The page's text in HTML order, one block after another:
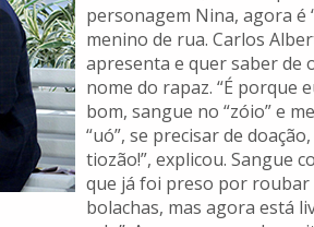
personagem Nina, agora é
menino de rua. Carlos
apresenta e quer saber de
nome do rapaz. “É porque
bom, sangue no “zóio” e
“uó”, se precisar de
tiozão!”, explicou. Sangue
que já foi preso por roubar
bolachas, mas agora está